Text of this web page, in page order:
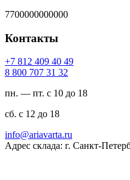
7700000000000
Контакты
94 04 904 218 7+
23 13 707 008 8
пн. — пт. с 10 до 18
сб. с 12 до 18
ur.atravaira@ofni
Адрес склада: г. Санкт-